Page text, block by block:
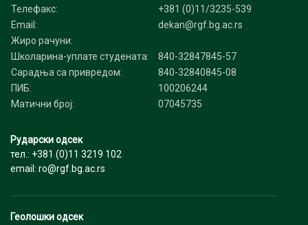
Телефакс:
+381 (0)11/3235-539
Email:
dekan@rgf.bg.ac.rs
Жиро рачуни:
Школарина-уплате студената:
840-32847845-57
Сарадња са привредом:
840-32840845-08
ПИБ:
100206244
Матични број:
07045735
Рударски одсек
тел.: +381 (0)11 3219 102
email: ro@rgf.bg.ac.rs
Геолошки одсек